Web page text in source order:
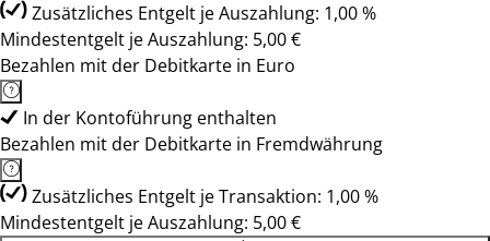
Zusätzliches Entgelt je Auszahlung: 1,00 %
Mindestentgelt je Auszahlung: 5,00 €
Bezahlen mit der Debitkarte in Euro
In der Kontoführung enthalten
Bezahlen mit der Debitkarte in Fremdwährung
Zusätzliches Entgelt je Transaktion: 1,00 %
Mindestentgelt je Auszahlung: 5,00 €